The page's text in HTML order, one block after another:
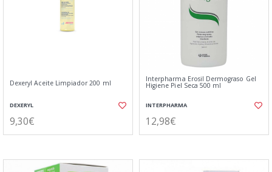
Dexeryl Aceite Limpiador 200 ml
DEXERYL
9,30€
Interpharma Erosil Dermograso Gel
Higiene Piel Seca 500 ml
INTERPHARMA
12,98€